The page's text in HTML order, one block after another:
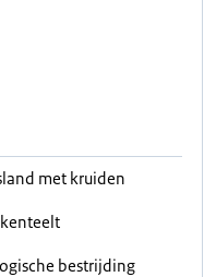
met kruiden
bestrijding